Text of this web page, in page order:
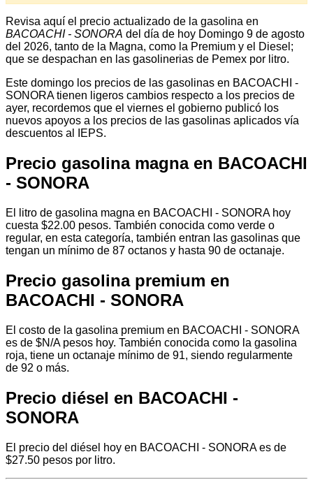
Revisa aquí el precio actualizado de la gasolina en
BACOACHI - SONORA del día de hoy Domingo 9 de agosto
del 2026, tanto de la Magna, como la Premium y el Diesel;
que se despachan en las gasolinerias de Pemex por litro.
Este domingo los precios de las gasolinas en BACOACHI -
SONORA tienen ligeros cambios respecto a los precios de
ayer, recordemos que el viernes el gobierno publicó los
nuevos apoyos a los precios de las gasolinas aplicados vía
descuentos al IEPS.
Precio gasolina magna en BACOACHI
- SONORA
El litro de gasolina magna en BACOACHI - SONORA hoy
cuesta $22.00 pesos. También conocida como verde o
regular, en esta categoría, también entran las gasolinas que
tengan un mínimo de 87 octanos y hasta 90 de octanaje.
Precio gasolina premium en
BACOACHI - SONORA
El costo de la gasolina premium en BACOACHI - SONORA
es de $N/A pesos hoy. También conocida como la gasolina
roja, tiene un octanaje mínimo de 91, siendo regularmente
de 92 o más.
Precio diésel en BACOACHI -
SONORA
El precio del diésel hoy en BACOACHI - SONORA es de
$27.50 pesos por litro.